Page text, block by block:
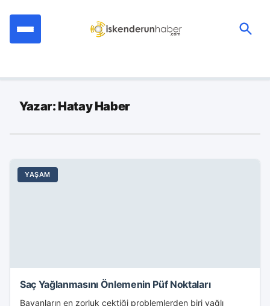
Yazar: Hatay Haber
YAŞAM
Saç Yağlanmasını Önlemenin Püf Noktaları
Bayanların en zorluk çektiği problemlerden biri yağlı